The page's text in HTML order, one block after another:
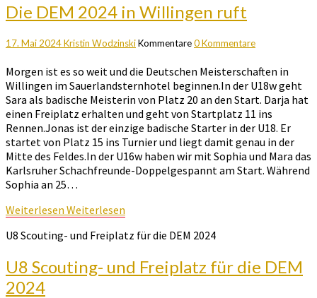
Die DEM 2024 in Willingen ruft
17. Mai 2024Kristin WodzinskiKommentare0 Kommentare
Morgen ist es so weit und die Deutschen Meisterschaften in
Willingen im Sauerlandsternhotel beginnen.In der U18w geht
Sara als badische Meisterin von Platz 20 an den Start. Darja hat
einen Freiplatz erhalten und geht von Startplatz 11 ins
Rennen.Jonas ist der einzige badische Starter in der U18. Er
startet von Platz 15 ins Turnier und liegt damit genau in der
Mitte des Feldes.In der U16w haben wir mit Sophia und Mara das
Karlsruher Schachfreunde-Doppelgespannt am Start. Während
Sophia an 25…
Weiterlesen Weiterlesen
U8 Scouting- und Freiplatz für die DEM 2024
U8 Scouting- und Freiplatz für die DEM
2024